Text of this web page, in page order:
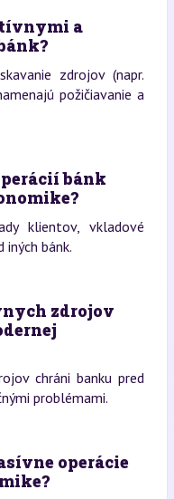
a
zdrojov (napr.
požičiavanie a
bánk
klientov, vkladové
iných bánk.
zdrojov
chráni banku pred
problémami.
operácie